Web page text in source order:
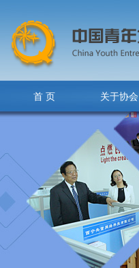
首 页 关于协会